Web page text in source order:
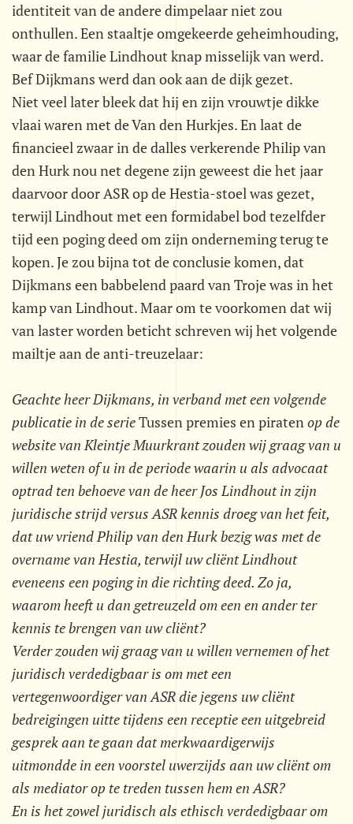
identiteit van de andere dimpelaar niet zou
onthullen. Een staaltje omgekeerde geheimhouding,
waar de familie Lindhout knap misselijk van werd.
Bef Dijkmans werd dan ook aan de dijk gezet.
Niet veel later bleek dat hij en zijn vrouwtje dikke
vlaai waren met de Van den Hurkjes. En laat de
financieel zwaar in de dalles verkerende Philip van
den Hurk nou net degene zijn geweest die het jaar
daarvoor door ASR op de Hestia-stoel was gezet,
terwijl Lindhout met een formidabel bod tezelfder
tijd een poging deed om zijn onderneming terug te
kopen. Je zou bijna tot de conclusie komen, dat
Dijkmans een babbelend paard van Troje was in het
kamp van Lindhout. Maar om te voorkomen dat wij
van laster worden beticht schreven wij het volgende
mailtje aan de anti-treuzelaar:
Geachte heer Dijkmans, in verband met een volgende
publicatie in de serie Tussen premies en piraten op de
website van Kleintje Muurkrant zouden wij graag van u
willen weten of u in de periode waarin u als advocaat
optrad ten behoeve van de heer Jos Lindhout in zijn
juridische strijd versus ASR kennis droeg van het feit,
dat uw vriend Philip van den Hurk bezig was met de
overname van Hestia, terwijl uw cliënt Lindhout
eveneens een poging in die richting deed. Zo ja,
waarom heeft u dan getreuzeld om een en ander ter
kennis te brengen van uw cliënt?
Verder zouden wij graag van u willen vernemen of het
juridisch verdedigbaar is om met een
vertegenwoordiger van ASR die jegens uw cliënt
bedreigingen uitte tijdens een receptie een uitgebreid
gesprek aan te gaan dat merkwaardigerwijs
uitmondde in een voorstel uwerzijds aan uw cliënt om
als mediator op te treden tussen hem en ASR?
En is het zowel juridisch als ethisch verdedigbaar om